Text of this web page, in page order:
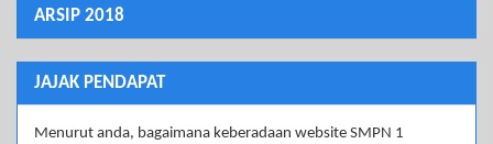
ARSIP 2018
JAJAK PENDAPAT
Menurut anda, bagaimana keberadaan website SMPN 1